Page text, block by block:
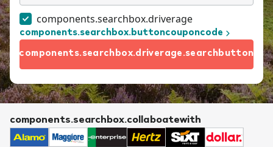
components.searchbox.driverage
components.searchbox.buttoncouponcode
components.searchbox.driverage.searchbutton
components.searchbox.collaboatewith